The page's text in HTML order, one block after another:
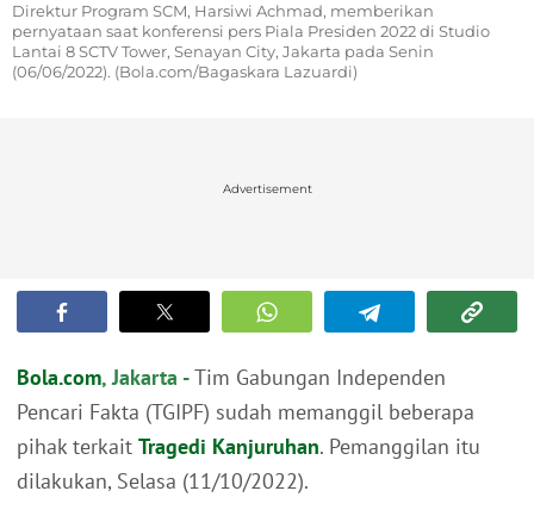
Direktur Program SCM, Harsiwi Achmad, memberikan
pernyataan saat konferensi pers Piala Presiden 2022 di Studio
Lantai 8 SCTV Tower, Senayan City, Jakarta pada Senin
(06/06/2022). (Bola.com/Bagaskara Lazuardi)
Advertisement
Bola.com, Jakarta -Tim Gabungan Independen
Pencari Fakta (TGIPF) sudah memanggil beberapa
pihak terkait Tragedi Kanjuruhan. Pemanggilan itu
dilakukan, Selasa (11/10/2022).